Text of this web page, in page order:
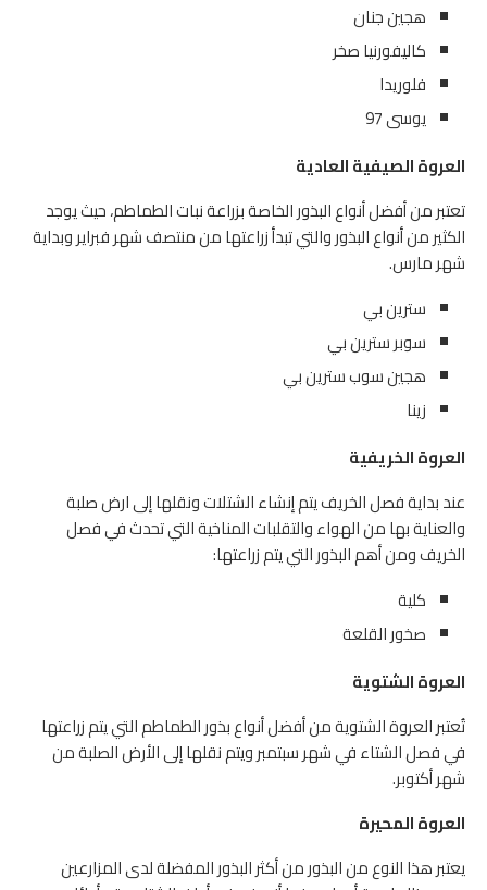
هجين جنان
كاليفورنيا صخر
فلوريدا
يوسى 97
العروة الصيفية العادية
تعتبر من أفضل أنواع البذور الخاصة بزراعة نبات الطماطم، حيث يوجد
الكثير من أنواع البذور والتي تبدأ زراعتها من منتصف شهر فبراير وبداية
شهر مارس.
سترين بي
سوبر سترين بي
هجين سوب سترين بي
زينا
العروة الخريفية
عند بداية فصل الخريف يتم إنشاء الشتلات ونقلها إلى ارض صلبة
والعناية بها من الهواء والتقلبات المناخية التي تحدث في فصل
الخريف ومن أهم البذور التي يتم زراعتها:
كلية
صخور القلعة
العروة الشتوية
تُعتبر العروة الشتوية من أفضل أنواع بذور الطماطم التي يتم زراعتها
في فصل الشتاء في شهر سبتمبر ويتم نقلها إلى الأرض الصلبة من
شهر أكتوبر.
العروة المحيرة
يعتبر هذا النوع من البذور من أكثر البذور المفضلة لدى المزارعين